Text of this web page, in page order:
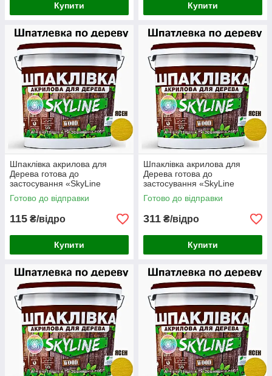
Купити Купити
Шпаклівка акрилова для
Дерева готова до
застосування «SkyLine
Wood» Ясен 1.5 кг
Готово до відправки
115 ₴/відро
Купити
Шпаклівка акрилова для
Дерева готова до
застосування «SkyLine
Wood» Ясен 4.5 кг
Готово до відправки
311 ₴/відро
Купити